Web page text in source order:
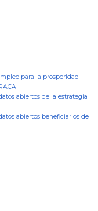
para la prosperidad
abiertos de la estrategia
abiertos beneficiarios de